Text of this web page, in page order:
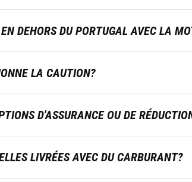
DEHORS DU PORTUGAL AVEC LA
LA CAUTION?
D'ASSURANCE OU DE
LIVRÉES AVEC DU CARBURANT?